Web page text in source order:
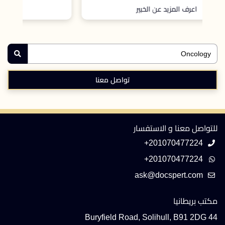
اعرف المزيد عن الخبير
تواصل معنا
للتواصل معنا و الاستفسار
+201070477224
+201070477224
مكتب بريطانيا
44 Buryfield Road, Solihull, B91 2DG